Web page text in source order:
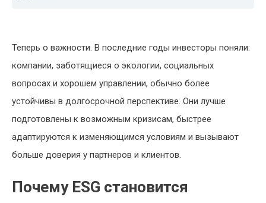
Теперь о важности. В последние годы инвесторы поняли:
компании, заботящиеся о экологии, социальных
вопросах и хорошем управлении, обычно более
устойчивы в долгосрочной перспективе. Они лучше
подготовлены к возможным кризисам, быстрее
адаптируются к изменяющимся условиям и вызывают
больше доверия у партнеров и клиентов.
Почему ESG становится